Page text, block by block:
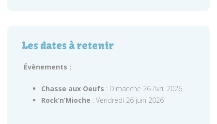
Les dates à retenir
Évènements :
Chasse aux Oeufs : Dimanche 26 Avril 2026
Rock’n’Mioche : Vendredi 26 juin 2026